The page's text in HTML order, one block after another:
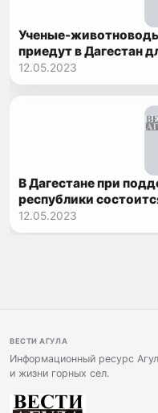
Ученые-
приедут в Дагестан
выставке племенных
12.05.2023
В Дагестане при
республики
организаторов
Открытый диалог о
12.05.2023
ВЕСТИ АГУЛА
Информационный ресурс
и жизни горных сел.